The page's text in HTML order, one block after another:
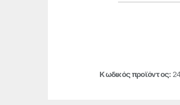
Κωδικός προϊόντος: